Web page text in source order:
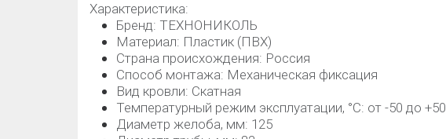
Характеристика:
Бренд: ТЕХНОНИКОЛЬ
Материал: Пластик (ПВХ)
Страна происхождения: Россия
Способ монтажа: Механическая фиксация
Вид кровли: Скатная
Температурный режим эксплуатации, °C: от -50 до +50
Диаметр желоба, мм: 125